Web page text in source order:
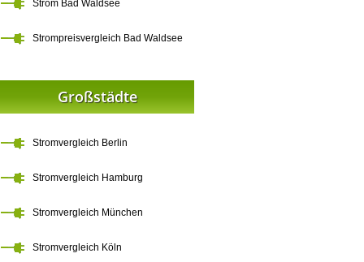
Strom Bad Waldsee
Strompreisvergleich Bad Waldsee
Großstädte
Stromvergleich Berlin
Stromvergleich Hamburg
Stromvergleich München
Stromvergleich Köln